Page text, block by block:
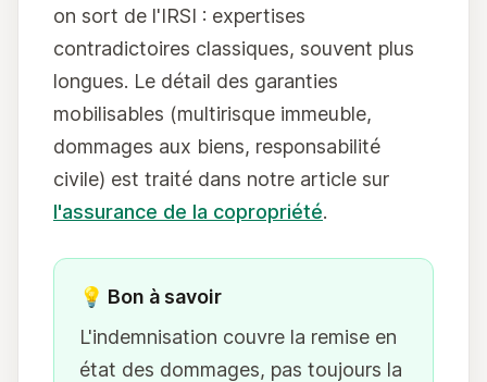
on sort de l'IRSI : expertises
contradictoires classiques, souvent plus
longues. Le détail des garanties
mobilisables (multirisque immeuble,
dommages aux biens, responsabilité
civile) est traité dans notre article sur
l'assurance de la copropriété.
💡 Bon à savoir
L'indemnisation couvre la remise en
état des dommages, pas toujours la